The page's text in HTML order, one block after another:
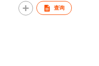
查询